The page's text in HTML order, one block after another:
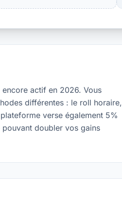
actif en 2026. Vous
différentes : le roll horaire,
verse également 5%
doubler vos gains